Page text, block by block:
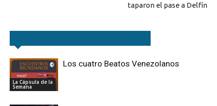
taparon el pase a Delfín
La Cápsula de la
Semana
Los cuatro Beatos Venezolanos